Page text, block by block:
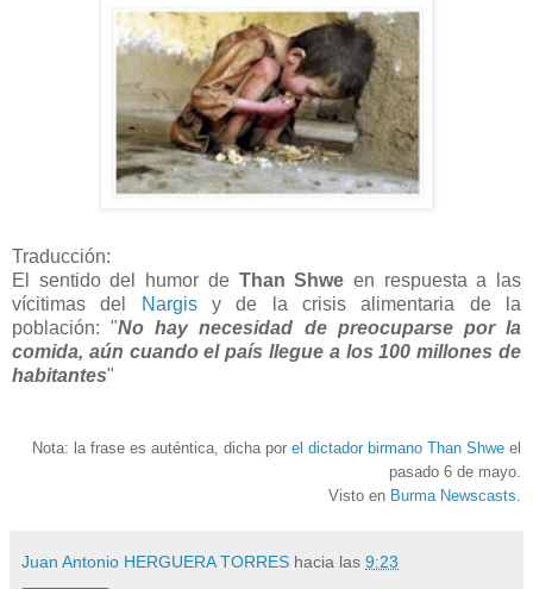
Traducción:
El sentido del humor de Than Shwe en respuesta a las
vícitimas del
Nargisy de la crisis alimentaria de la
población: "No hay necesidad de preocuparse por la
comida, aún cuando el país llegue a los 100 millones de
habitantes"
Nota: la frase es auténtica, dicha por el dictador birmano Than Shwe el
pasado 6 de mayo.
Visto en Burma Newscasts
Juan Antonio HERGUERA TORRES hacia las 9:23